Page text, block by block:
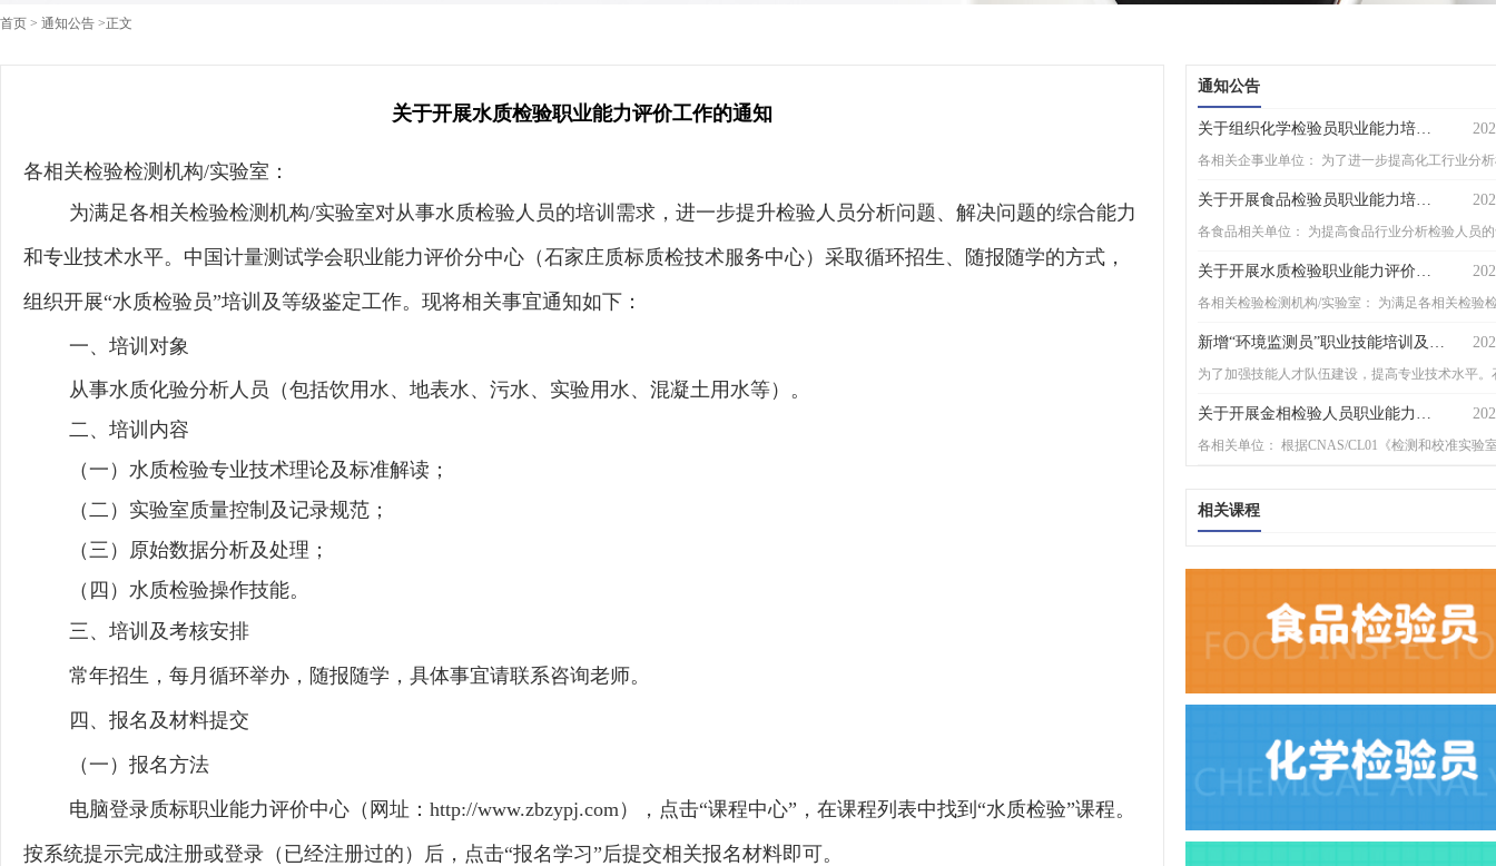
首页 > 通知公告 >正文
关于开展水质检验职业能力评价工作的通知
各相关检验检测机构/实验室：
为满足各相关检验检测机构/实验室对从事水质检验人员的培训需求，进一步提升检验人员分析问题、解决问题的综合能力
和专业技术水平。中国计量测试学会职业能力评价分中心（石家庄质标质检技术服务中心）采取循环招生、随报随学的方式，
组织开展“水质检验员”培训 及等级鉴定工作。现将相关事宜通知如下：
一、培训对象
从事水质化验分析人员（包括饮用水、地表水、污水、实验用水、混凝土用水等）。
二、培训内容
（一）水质检验专业技术理论及标准解读；
（二）实验室质量控制及记录规范；
（三）原始数据分析及处理；
（四）水质检验操作技能。
三、培训及考核安排
常年招生，每月循环举办，随报随学，具体事宜请联系咨询老师。
四、报名及材料提交
（一）报名方法
电脑登录质标职业能力评价中心（网址：http://www.zbzypj.com），点击“课程中心”，在课程列表中找到 “水质检验”课程。
按系统提示完成注册或登录（已经注册过的）后，点击“报名学习”后提交相关报名材料即可。
通知公告
关于组织化学检验员职业能力培训 及鉴定考试的通知
关于开展食品检验员职业能力培训鉴定工作的通知
关于开展水质检验职业能力评价工作的通知
新增“环境监测员”职业技能培训及等级鉴定
关于开展金相检验人员职业能力评价工作的预通知
相关课程